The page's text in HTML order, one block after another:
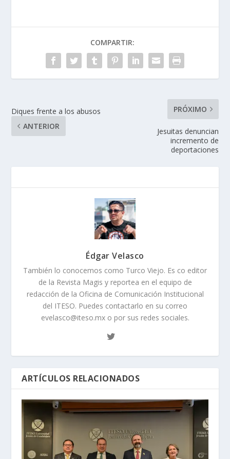
COMPARTIR:
Diques frente a los abusos
ANTERIOR
PRÓXIMO
Jesuitas denuncian
incremento de
deportaciones
Édgar Velasco
También lo conocemos como Turco Viejo. Es co editor
de la Revista Magis y reportea en el equipo de
redacción de la Oficina de Comunicación Institucional
del ITESO. Puedes contactarlo en su correo
evelasco@iteso.mx o por sus redes sociales.
ARTÍCULOS RELACIONADOS